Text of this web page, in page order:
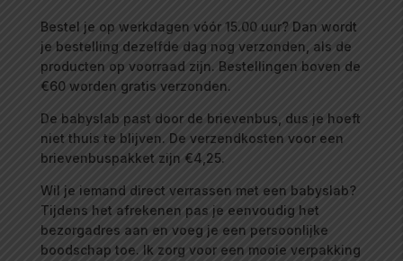
Bestel je op werkdagen vóór 15.00 uur? Dan wordt
je bestelling dezelfde dag nog verzonden, als de
producten op voorraad zijn. Bestellingen boven de
€60 worden gratis verzonden.
De babyslab past door de brievenbus, dus je hoeft
niet thuis te blijven. De verzendkosten voor een
brievenbuspakket zijn €4,25.
Wil je iemand direct verrassen met een babyslab?
Tijdens het afrekenen pas je eenvoudig het
bezorgadres aan en voeg je een persoonlijke
boodschap toe. Ik zorg voor een mooie verpakking